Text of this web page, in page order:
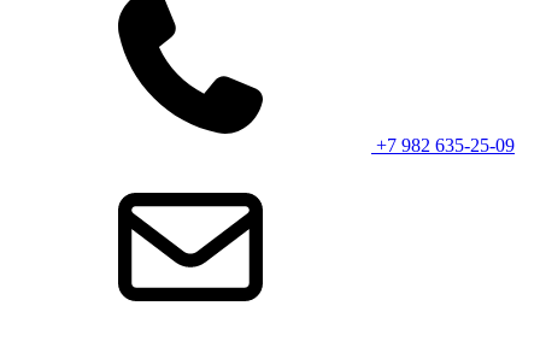
+7 982 635-25-09